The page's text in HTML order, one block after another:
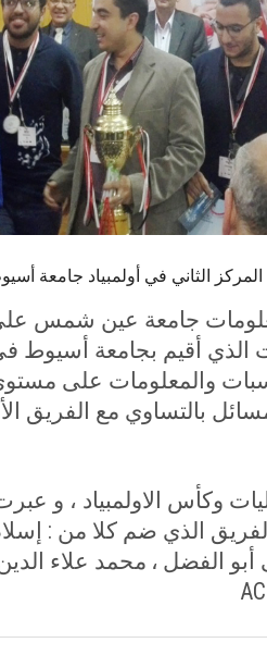
الثاني في أولمبياد جامعة
جامعة عين شمس على
الذي أقيم بجامعة
الكلية استطاع حل 9 مسائل بالتساوي
وكأس الاولمبياد ، و
الذي ضم كلا من :
الفضل ، محمد علاء